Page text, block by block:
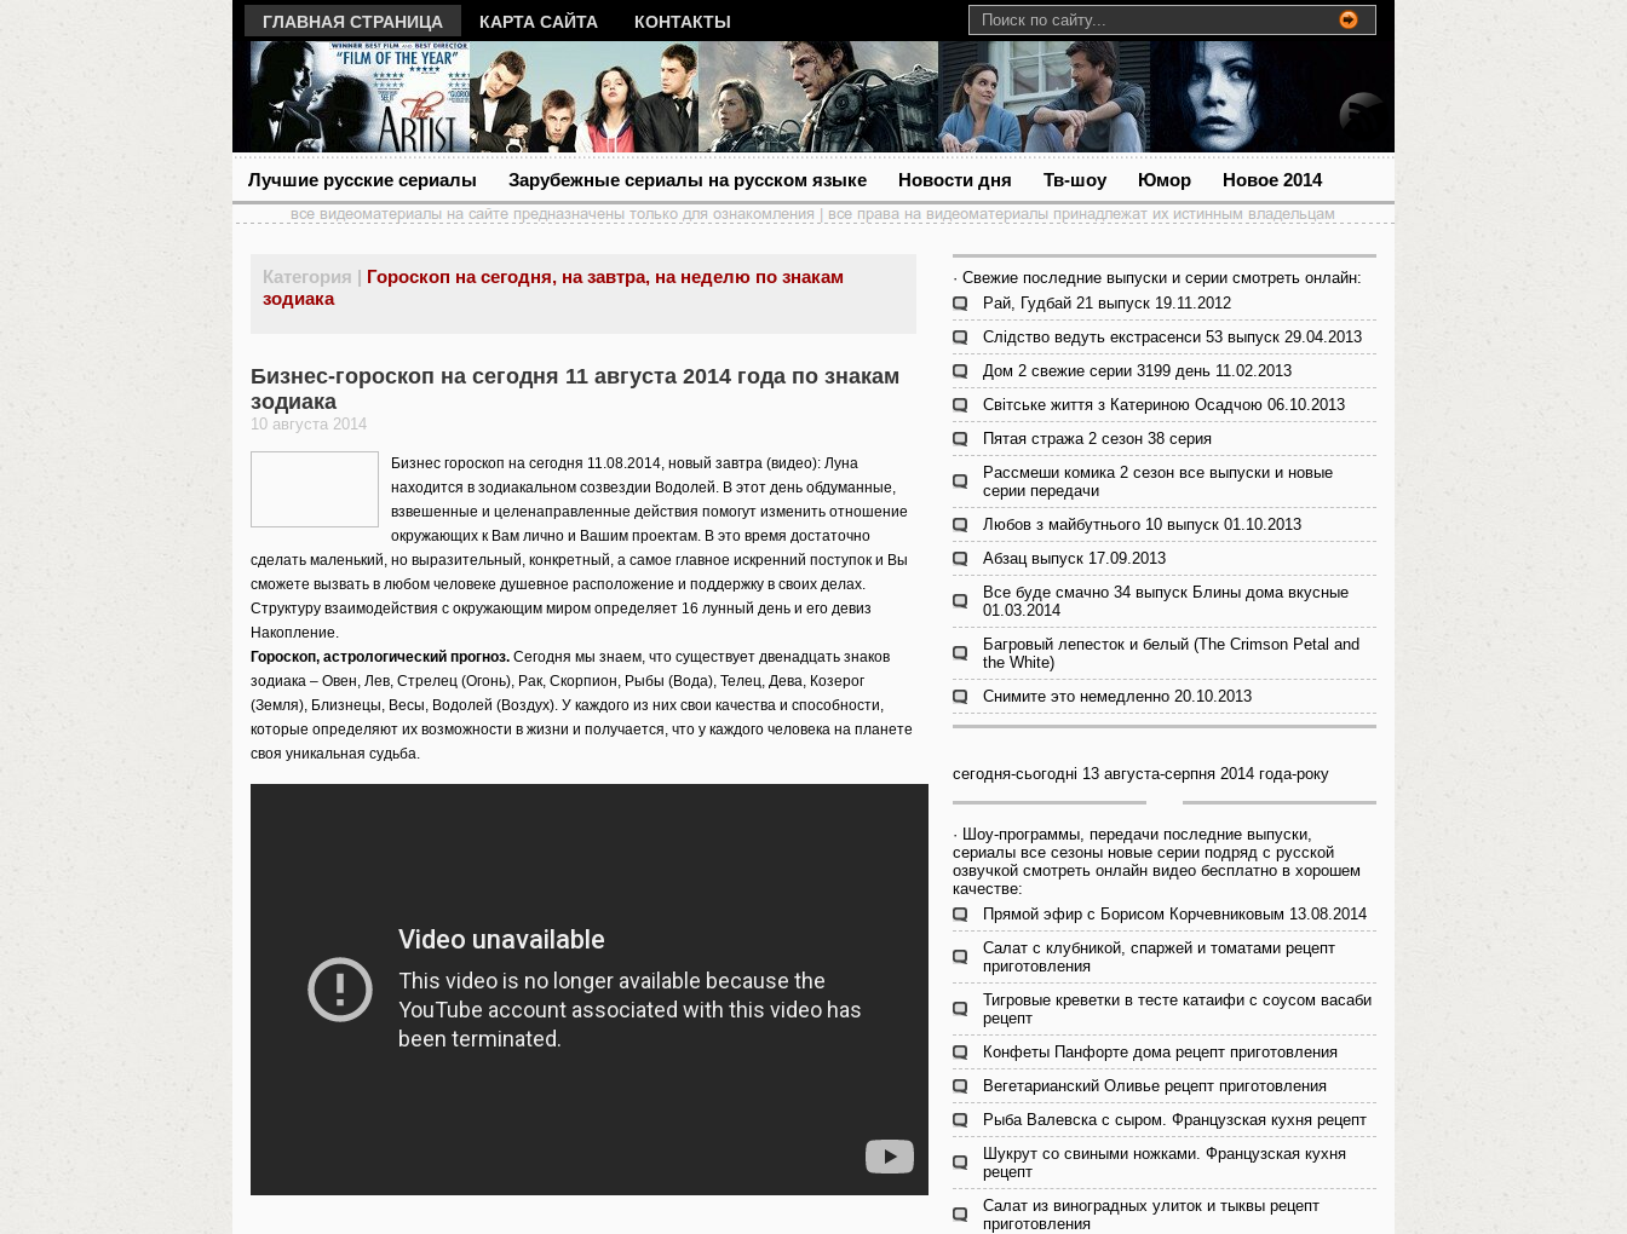
ГЛАВНАЯ СТРАНИЦА КАРТА САЙТА КОНТАКТЫ
Лучшие русские сериалы Зарубежные сериалы на русском языке Новости дня Тв-шоу Юмор Новое 2014
Категория | Гороскоп на сегодня, на завтра, на неделю по знакам
зодиака
Бизнес-гороскоп на сегодня 11 августа 2014 года по знакам
зодиака
10 августа 2014
Бизнес гороскоп на сегодня 11.08.2014, новый завтра (видео): Луна
находится в зодиакальном созвездии Водолей. В этот день обдуманные,
взвешенные и целенаправленные действия помогут изменить отношение
окружающих к Вам лично и Вашим проектам. В это время достаточно
сделать маленький, но выразительный, конкретный, а самое главное искренний поступок и Вы
сможете вызвать в любом человеке душевное расположение и поддержку в своих делах.
Структуру взаимодействия с окружающим миром определяет 16 лунный день и его девиз
Накопление.
Гороскоп, астрологический прогноз. Сегодня мы знаем, что существует двенадцать знаков
зодиака – Овен, Лев, Стрелец (Огонь), Рак, Скорпион, Рыбы (Вода), Телец, Дева, Козерог
(Земля), Близнецы, Весы, Водолей (Воздух). У каждого из них свои качества и способности,
которые определяют их возможности в жизни и получается, что у каждого человека на планете
своя уникальная судьба.
· Свежие последние выпуски и серии смотреть онлайн:
Рай, Гудбай 21 выпуск 19.11.2012
Слідство ведуть екстрасенси 53 выпуск 29.04.2013
Дом 2 свежие серии 3199 день 11.02.2013
Світське життя з Катериною Осадчою 06.10.2013
Пятая стража 2 сезон 38 серия
Рассмеши комика 2 сезон все выпуски и новые
серии передачи
Любов з майбутнього 10 выпуск 01.10.2013
Абзац выпуск 17.09.2013
Все буде смачно 34 выпуск Блины дома вкусные
01.03.2014
Багровый лепесток и белый (The Crimson Petal and
the White)
Снимите это немедленно 20.10.2013
сегодня-сьогодні 13 августа-серпня 2014 года-року
· Шоу-программы, передачи последние выпуски,
сериалы все сезоны новые серии подряд с русской
озвучкой смотреть онлайн видео бесплатно в хорошем
качестве:
Прямой эфир с Борисом Корчевниковым 13.08.2014
Салат с клубникой, спаржей и томатами рецепт
приготовления
Тигровые креветки в тесте катаифи с соусом васаби
рецепт
Конфеты Панфорте дома рецепт приготовления
Вегетарианский Оливье рецепт приготовления
Рыба Валевска с сыром. Французская кухня рецепт
Шукрут со свиными ножками. Французская кухня
рецепт
Салат из виноградных улиток и тыквы рецепт
приготовления